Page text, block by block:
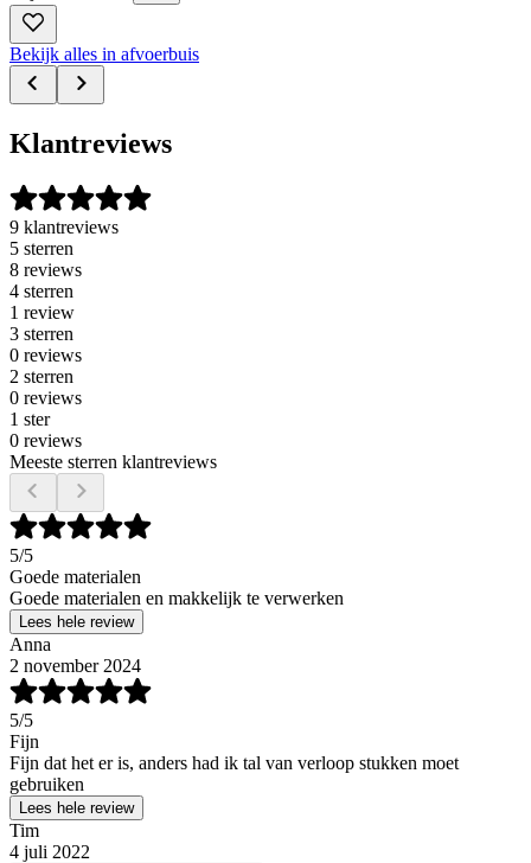
Bekijk alles in afvoerbuis
Klantreviews
9 klantreviews
5 sterren
8 reviews
4 sterren
1 review
3 sterren
0 reviews
2 sterren
0 reviews
1 ster
0 reviews
Meeste sterren klantreviews
5/5
Goede materialen
Goede materialen en makkelijk te verwerken
Lees hele review
Anna
2 november 2024
5/5
Fijn
Fijn dat het er is, anders had ik tal van verloop stukken moet
gebruiken
Lees hele review
Tim
4 juli 2022